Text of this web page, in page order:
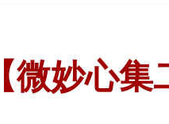
【微妙心